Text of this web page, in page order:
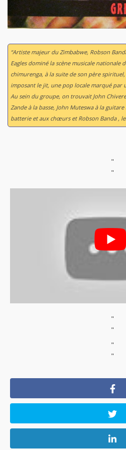
“Artiste majeur du Zimbabwe, Robson
Eagles dominé la scène musicale nationale
chimurenga, à la suite de son père
imposant le jit, une pop locale marqué par
Au sein du groupe, on trouvait John
Zande à la basse, John Muteswa à la
batterie et aux chœurs et Robson Banda ,
"
"
"
"
"
"